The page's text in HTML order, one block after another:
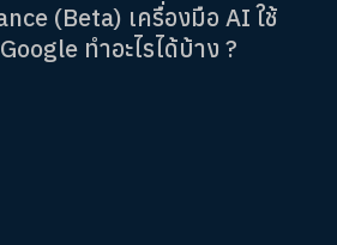
(Beta) เครื่องมือ AI ใช้
ทำอะไรได้บ้าง ?